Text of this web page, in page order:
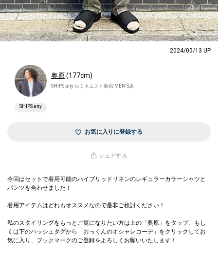
2024/05/13 UP
奥原(177cm)
SHIPS any ルミネエスト新宿 MEN'S店
SHIPS any
お気に入りに登録する
シェアする
今回はセットで着用可能のハイブリッドリネンのレギュラーカラーシャツと
パンツを合わせました！
着用アイテムはどれもオススメなので是非ご検討ください！
私のスタイリングをもっとご覧になりたい方は上の「奥原」をタップ、もし
くは下のハッシュタグから「おっくんのオシャレコーデ」をクリックしてお
気に入り、ブックマークのご登録をよろしくお願いいたします！